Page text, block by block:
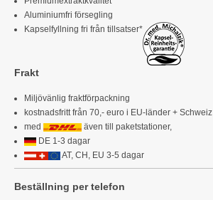
Aluminiumfri försegling
Kapselfyllning fri från tillsatser*
Frakt
Miljövänlig fraktförpackning
kostnadsfritt från 70,- euro i EU-länder + Schweiz
med
även till paketstationer,
DE 1-3 dagar
AT, CH, EU 3-5 dagar
Beställning per telefon